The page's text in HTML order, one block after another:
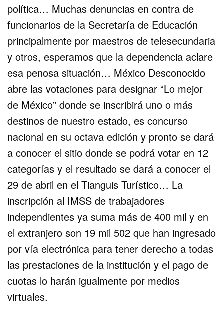
política… Muchas denuncias en contra de
funcionarios de la Secretaría de Educación
principalmente por maestros de telesecundaria
y otros, esperamos que la dependencia aclare
esa penosa situación… México Desconocido
abre las votaciones para designar “Lo mejor
de México” donde se inscribirá uno o más
destinos de nuestro estado, es concurso
nacional en su octava edición y pronto se dará
a conocer el sitio donde se podrá votar en 12
categorías y el resultado se dará a conocer el
29 de abril en el Tianguis Turístico… La
inscripción al IMSS de trabajadores
independientes ya suma más de 400 mil y en
el extranjero son 19 mil 502 que han ingresado
por vía electrónica para tener derecho a todas
las prestaciones de la institución y el pago de
cuotas lo harán igualmente por medios
virtuales.